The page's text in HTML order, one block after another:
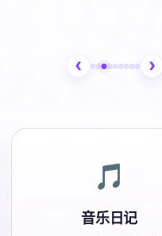
🎵
音乐日记